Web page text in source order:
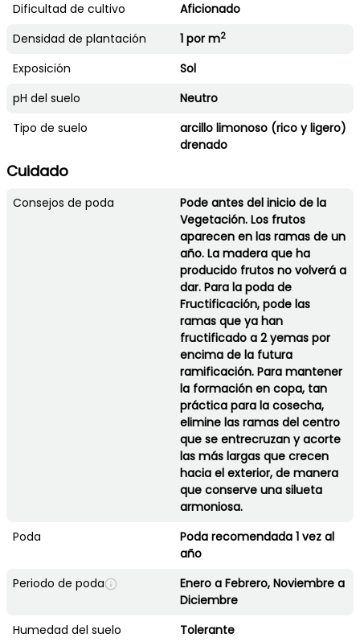
Dificultad de cultivo
Aficionado
Densidad de plantación
1 por m2
Exposición
Sol
pH del suelo
Neutro
Tipo de suelo
arcillo limonoso (rico y ligero)
drenado
Cuidado
Consejos de poda
Pode antes del inicio de la
Vegetación. Los frutos
aparecen en las ramas de un
año. La madera que ha
producido frutos no volverá a
dar. Para la poda de
Fructificación, pode las
ramas que ya han
fructificado a 2 yemas por
encima de la futura
ramificación. Para mantener
la formación en copa, tan
práctica para la cosecha,
elimine las ramas del centro
que se entrecruzan y acorte
las más largas que crecen
hacia el exterior, de manera
que conserve una silueta
armoniosa.
Poda
Poda recomendada 1 vez al
año
Periodo de poda
Enero a Febrero, Noviembre a
Diciembre
Humedad del suelo
Tolerante